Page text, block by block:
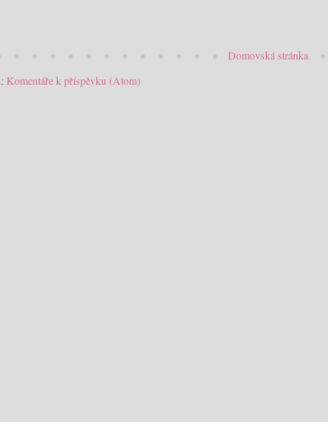
Domovská stránka
Komentáře k příspěvku (Atom)